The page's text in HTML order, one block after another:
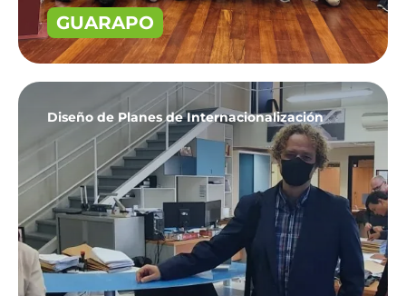
GUARAPO
Diseño de Planes de Internacionalización